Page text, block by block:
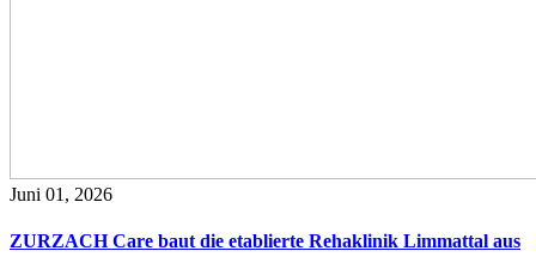
Juni 01, 2026
ZURZACH Care baut die etablierte Rehaklinik Limmattal aus